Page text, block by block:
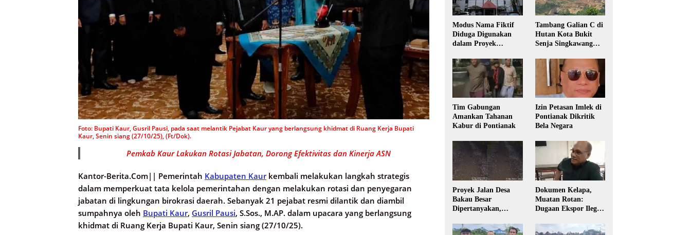
Foto: Bupati Kaur, Gusril Pausi, pada saat melantik Pejabat Kaur yang berlangsung khidmat di Ruang Kerja Bupati
Kaur, Senin siang (27/10/25), (Ft/Dok).
Pemkab Kaur Lakukan Rotasi Jabatan, Dorong Efektivitas dan Kinerja ASN
Kantor-Berita.Com|| Pemerintah Kabupaten Kaurkembali melakukan langkah strategis
dalam memperkuat tata kelola pemerintahan dengan melakukan rotasi dan penyegaran
jabatan di lingkungan birokrasi daerah. Sebanyak 21 pejabat resmi dilantik dan diambil
sumpahnya oleh Bupati Kaur, Gusril Pausi, S.Sos., M.AP. dalam upacara yang berlangsung
khidmat di Ruang Kerja Bupati Kaur, Senin siang (27/10/25).
Modus Nama Fiktif
Diduga Digunakan
dalam Proyek
Tambang Galian C di
Hutan Kota Bukit
Senja Singkawang
Tim Gabungan
Amankan Tahanan
Kabur di Pontianak
Izin Petasan Imlek di
Pontianak Dikritik
Bela Negara
Proyek Jalan Desa
Bakau Besar
Dipertanyakan,
dan Transparansi
Dokumen Kelapa,
Muatan Rotan:
Dugaan Ekspor Ilegal
Publik Kalbar